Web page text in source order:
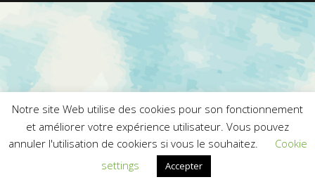
Notre site Web utilise des cookies pour son fonctionnement
et améliorer votre expérience utilisateur. Vous pouvez
annuler l'utilisation de cookiers si vous le souhaitez.
Cookie
settings
Accepter